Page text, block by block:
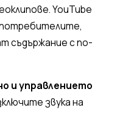
YouTube
съдържание с по-
и управлението
звука на